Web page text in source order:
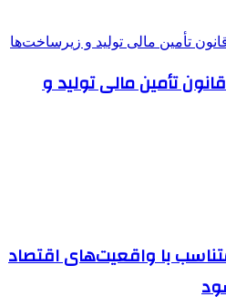
قانون تأمین مالی تولید و
با واقعیت‌های اقتصاد